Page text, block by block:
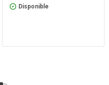
Disponible